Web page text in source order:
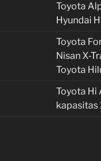
Toyota
Hyundai
Toyota
Nisan X-
Toyota
Toyota Hi
kapasitas